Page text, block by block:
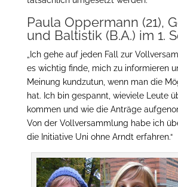
Paula Oppermann (21),
und Baltistik (B.A.) im 1.
„Ich gehe auf jeden Fall zur
es wichtig finde, mich zu informieren
Meinung kundzutun, wenn man die
hat. Ich bin gespannt, wieviele Leute
kommen und wie die Anträge
Von der Vollversammlung habe ich
die Initiative Uni ohne Arndt erfahren.“